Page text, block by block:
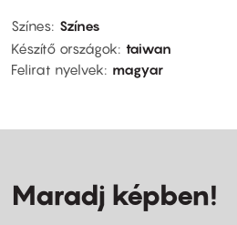
Színes Színes
Készítő országok taiwan
Felirat nyelvek
magyar
Maradj képben!